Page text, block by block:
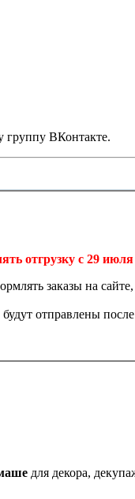
группу ВКонтакте.
отгрузку с 29
заказы на
отправлены после
для декора,